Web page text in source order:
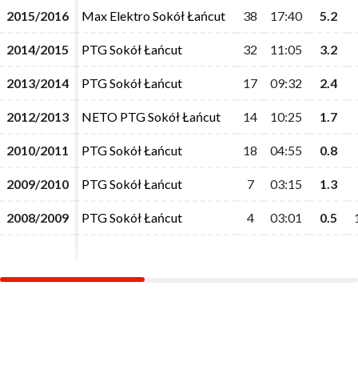
2015/2016 Max Elektro Sokół Łańcut 38 17:40 5.2
2014/2015 PTG Sokół Łańcut 32 11:05 3.2
2013/2014 PTG Sokół Łańcut 17 09:32 2.4
2012/2013 NETO PTG Sokół Łańcut 14 10:25 1.7
2010/2011 PTG Sokół Łańcut 18 04:55 0.8
2009/2010 PTG Sokół Łańcut 7 03:15 1.3
2008/2009 PTG Sokół Łańcut 4 03:01 0.5
2015/2016 Max Elektro Sokół Łańcut 38 17:40 5.2
2014/2015 PTG Sokół Łańcut 32 11:05 3.2
2013/2014 PTG Sokół Łańcut 17 09:32 2.4
2012/2013 NETO PTG Sokół Łańcut 14 10:25 1.7
2010/2011 PTG Sokół Łańcut 18 04:55 0.8
2009/2010 PTG Sokół Łańcut 7 03:15 1.3
2008/2009 PTG Sokół Łańcut 4 03:01 0.5